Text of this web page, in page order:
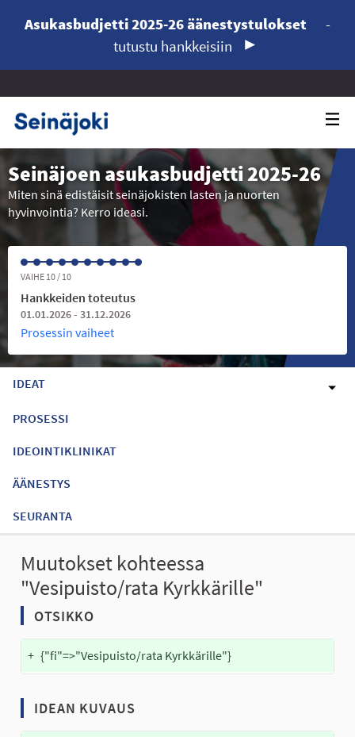
Asukasbudjetti 2025-26 äänestystulokset
-
tutustu hankkeisiin
Seinäjoen asukasbudjetti 2025-26
Miten sinä edistäisit seinäjokisten lasten ja nuorten
hyvinvointia? Kerro ideasi.
VAIHE 10 / 10
Hankkeiden toteutus
01.01.2026 - 31.12.2026
Prosessin vaiheet
IDEAT
PROSESSI
IDEOINTIKLINIKAT
ÄÄNESTYS
SEURANTA
Muutokset kohteessa
"Vesipuisto/rata Kyrkkärille"
OTSIKKO
+ {"fi"=>"Vesipuisto/rata Kyrkkärille"}
IDEAN KUVAUS